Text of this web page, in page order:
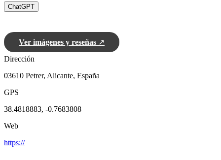
ChatGPT
Ver imágenes y reseñas ↗
Dirección
03610 Petrer, Alicante, España
GPS
38.4818883, -0.7683808
Web
https://